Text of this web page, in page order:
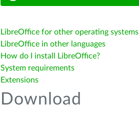
LibreOffice for other operating systems
LibreOffice in other languages
How do I install LibreOffice?
System requirements
Extensions
Download